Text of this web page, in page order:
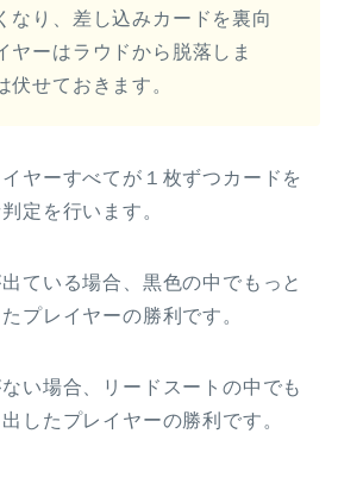
なり、差し込みカードを裏向
ヤーはラウドから脱落しま
伏せておきます。
ヤーすべてが１枚ずつカードを
定を行います。
ている場合、黒色の中でもっと
プレイヤーの勝利です。
い場合、リードスートの中でも
したプレイヤーの勝利です。